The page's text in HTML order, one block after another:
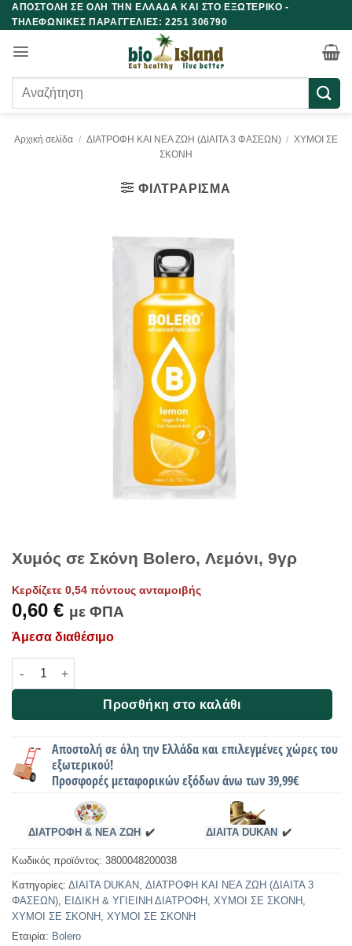
Μετάβαση
στο
περιεχόμενο
ΑΠΟΣΤΟΛΗ ΣΕ ΟΛΗ ΤΗΝ ΕΛΛΑΔΑ ΚΑΙ ΣΤΟ ΕΞΩΤΕΡΙΚΟ -
ΤΗΛΕΦΩΝΙΚΕΣ ΠΑΡΑΓΓΕΛΙΕΣ: 2251 306790
Αναζήτηση
Αρχική σελίδα / ΔΙΑΤΡΟΦΗ ΚΑΙ ΝΕΑ ΖΩΗ (ΔΙΑΙΤΑ 3 ΦΑΣΕΩΝ) / ΧΥΜΟΙ ΣΕ
ΣΚΟΝΗ
ΦΙΛΤΡΆΡΙΣΜΑ
Χυμός σε Σκόνη Bolero, Λεμόνι, 9γρ
Κερδίζετε 0,54 πόντους ανταμοιβής
0,60 € με ΦΠΑ
Άμεσα διαθέσιμο
Χυμός σε Σκόνη Bolero, Λεμόνι, 9γρ ποσότητα
Προσθήκη στο καλάθι
Αποστολή σε όλη την Ελλάδα και επιλεγμένες χώρες του
εξωτερικού!
Προσφορές μεταφορικών εξόδων άνω των 39,99€
ΔΙΑΤΡΟΦΗ & ΝΕΑ ΖΩΗ ✔️ ΔΙΑΙΤΑ DUKAN ✔️
Κωδικός προϊόντος: 3800048200038
Κατηγορίες: ΔΙΑΙΤΑ DUKAN, ΔΙΑΤΡΟΦΗ ΚΑΙ ΝΕΑ ΖΩΗ (ΔΙΑΙΤΑ 3
ΦΑΣΕΩΝ), ΕΙΔΙΚΗ & ΥΓΙΕΙΝΗ ΔΙΑΤΡΟΦΗ , ΧΥΜΟΙ ΣΕ ΣΚΟΝΗ ,
ΧΥΜΟΙ ΣΕ ΣΚΟΝΗ , ΧΥΜΟΙ ΣΕ ΣΚΟΝΗ
Εταιρία: Bolero